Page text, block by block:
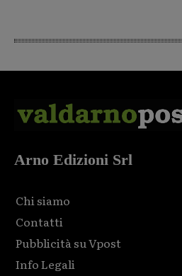
Arno Edizioni Srl
Chi siamo
Contatti
Pubblicità su Vpost
Info Legali